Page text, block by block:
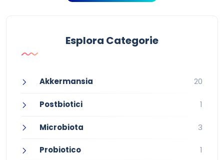
Esplora Categorie
Akkermansia 20
Postbiotici 1
Microbiota 3
Probiotico 1